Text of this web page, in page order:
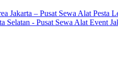
– Pusat Sewa Alat Pesta
- Pusat Sewa Alat Event